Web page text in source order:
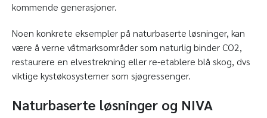
kommende generasjoner.
Noen konkrete eksempler på naturbaserte løsninger, kan
være å verne våtmarksområder som naturlig binder CO2,
restaurere en elvestrekning eller re-etablere blå skog, dvs
viktige kystøkosystemer som sjøgressenger.
Naturbaserte løsninger og NIVA